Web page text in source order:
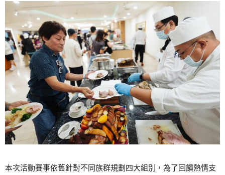
本次活動賽事依舊針對不同族群規劃四大組別，為了回饋熱情支